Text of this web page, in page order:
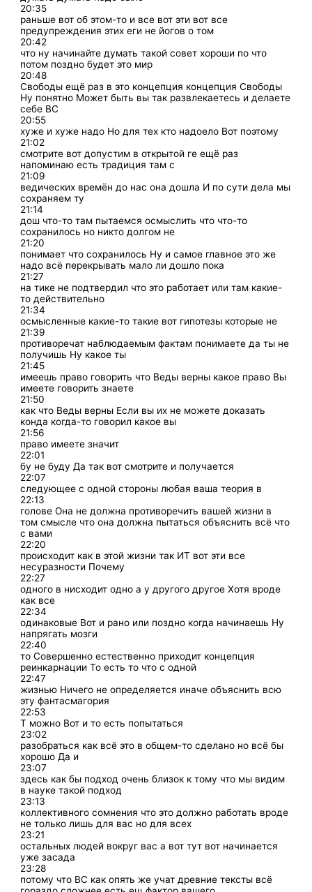
20:35
раньше вот об этом-то и все вот эти вот все
предупреждения этих еги не йогов о том
20:42
что ну начинайте думать такой совет хороши по что
потом поздно будет это мир
20:48
Свободы ещё раз в это концепция концепция Свободы
Ну понятно Может быть вы так развлекаетесь и делаете
себе ВС
20:55
хуже и хуже надо Но для тех кто надоело Вот поэтому
21:02
смотрите вот допустим в открытой ге ещё раз
напоминаю есть традиция там с
21:09
ведических времён до нас она дошла И по сути дела мы
сохраняем ту
21:14
дош что-то там пытаемся осмыслить что что-то
сохранилось но никто долгом не
21:20
понимает что сохранилось Ну и самое главное это же
надо всё перекрывать мало ли дошло пока
21:27
на тике не подтвердил что это работает или там какие-
то действительно
21:34
осмысленные какие-то такие вот гипотезы которые не
21:39
противоречат наблюдаемым фактам понимаете да ты не
получишь Ну какое ты
21:45
имеешь право говорить что Веды верны какое право Вы
имеете говорить знаете
21:50
как что Веды верны Если вы их не можете доказать
конда когда-то говорил какое вы
21:56
право имеете значит
22:01
бу не буду Да так вот смотрите и получается
22:07
следующее с одной стороны любая ваша теория в
22:13
голове Она не должна противоречить вашей жизни в
том смысле что она должна пытаться объяснить всё что
с вами
22:20
происходит как в этой жизни так ИТ вот эти все
несуразности Почему
22:27
одного в нисходит одно а у другого другое Хотя вроде
как все
22:34
одинаковые Вот и рано или поздно когда начинаешь Ну
напрягать мозги
22:40
то Совершенно естественно приходит концепция
реинкарнации То есть то что с одной
22:47
жизнью Ничего не определяется иначе объяснить всю
эту фантасмагория
22:53
Т можно Вот и то есть попытаться
23:02
разобраться как всё это в общем-то сделано но всё бы
хорошо Да и
23:07
здесь как бы подход очень близок к тому что мы видим
в науке такой подход
23:13
коллективного сомнения что это должно работать вроде
не только лишь для вас но для всех
23:21
остальных людей вокруг вас а вот тут вот начинается
уже засада
23:28
потому что ВС как опять же учат древние тексты всё